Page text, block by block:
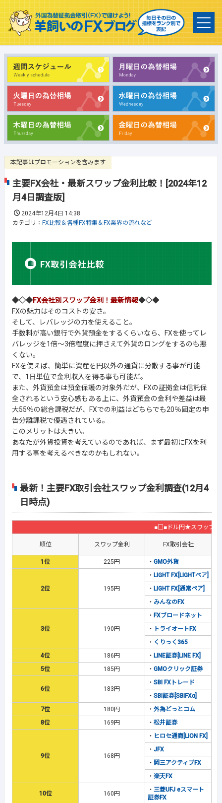
本記事はプロモーションを含みます
主要FX会社・最新スワップ金利比較！[2024年12
月4日調査版]
2024年12月4日 14:38
カテゴリ： FX比較＆各種FX特集＆FX業界の流れなど
◆◇◆FX会社別スワップ金利！最新情報◆◇◆
FXの魅力はそのコストの安さ。
そして、レバレッジの力を使えること。
手数料が高い銀行で外貨預金をするくらいなら、FXを使ってレ
バレッジを1倍～3倍程度に押さえて外貨のロングをするのも悪
くない。
FXを使えば、簡単に資産を円以外の通貨に分散する事が可能
で、1日単位で金利収入を得る事も可能だ。
また、外貨預金は預金保護の対象外だが、FXの証拠金は信託保
全されるという安心感もある上に、外貨預金の金利や差益は最
大55％の総合課税だが、FXでの利益はどちらでも20％固定の申
告分離課税で優遇されている。
このメリットは大きい。
あなたが外貨投資を考えているのであれば、まず最初にFXを利
用する事を考えるべきなのかもしれない。
最新！主要FX取引会社スワップ金利調査(12月4
日時点)
■□■ドル円★スワップ
順位 スワップ金利 FX取引会社
1位 225円 ・ GMO外貨
2位 195円
・ LIGHT FX[LIGHTペア]
・ LIGHT FX[通常ペア]
・ みんなのFX
3位 190円
・ FXブロードネット
・
トライオートFX
・ くりっく365
4位
186円 ・ LINE証券[LINE FX]
5位
185円 ・ GMOクリック証券
6位 183円
・ SBI FXトレード
・ SBI証券[SBIFXα]
7位
180円 ・ 外為どっとコム
8位
169円 ・ 松井証券
9位 168円
・ ヒロセ通商[LION FX]
・ JFX
・ 岡三アクティブFX
・ 楽天FX
10位 160円
・ 三菱UFJ eスマート
証券FX